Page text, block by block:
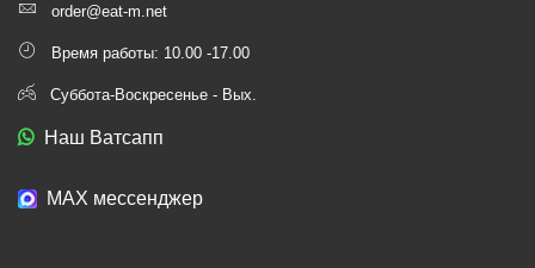
order@eat-m.net
Время работы: 10.00 -17.00
Суббота-Воскресенье - Вых.
Наш Ватсапп
МАХ мессенджер